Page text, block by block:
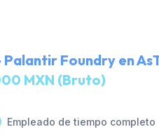
Foundry en
MXN (Bruto)
Empleado de tiempo completo